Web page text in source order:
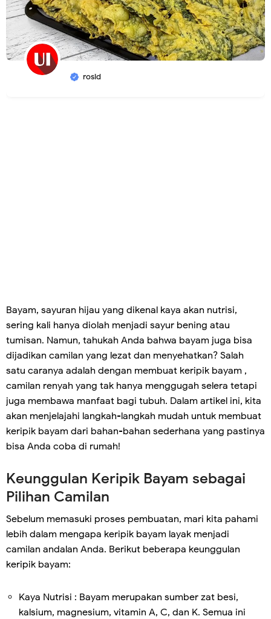
rosid
Bayam, sayuran hijau yang dikenal kaya akan nutrisi,
sering kali hanya diolah menjadi sayur bening atau
tumisan. Namun, tahukah Anda bahwa bayam juga bisa
dijadikan camilan yang lezat dan menyehatkan? Salah
satu caranya adalah dengan membuat keripik bayam ,
camilan renyah yang tak hanya menggugah selera tetapi
juga membawa manfaat bagi tubuh. Dalam artikel ini, kita
akan menjelajahi langkah-langkah mudah untuk membuat
keripik bayam dari bahan-bahan sederhana yang pastinya
bisa Anda coba di rumah!
Keunggulan Keripik Bayam sebagai
Pilihan Camilan
Sebelum memasuki proses pembuatan, mari kita pahami
lebih dalam mengapa keripik bayam layak menjadi
camilan andalan Anda. Berikut beberapa keunggulan
keripik bayam:
Kaya Nutrisi : Bayam merupakan sumber zat besi,
kalsium, magnesium, vitamin A, C, dan K. Semua ini